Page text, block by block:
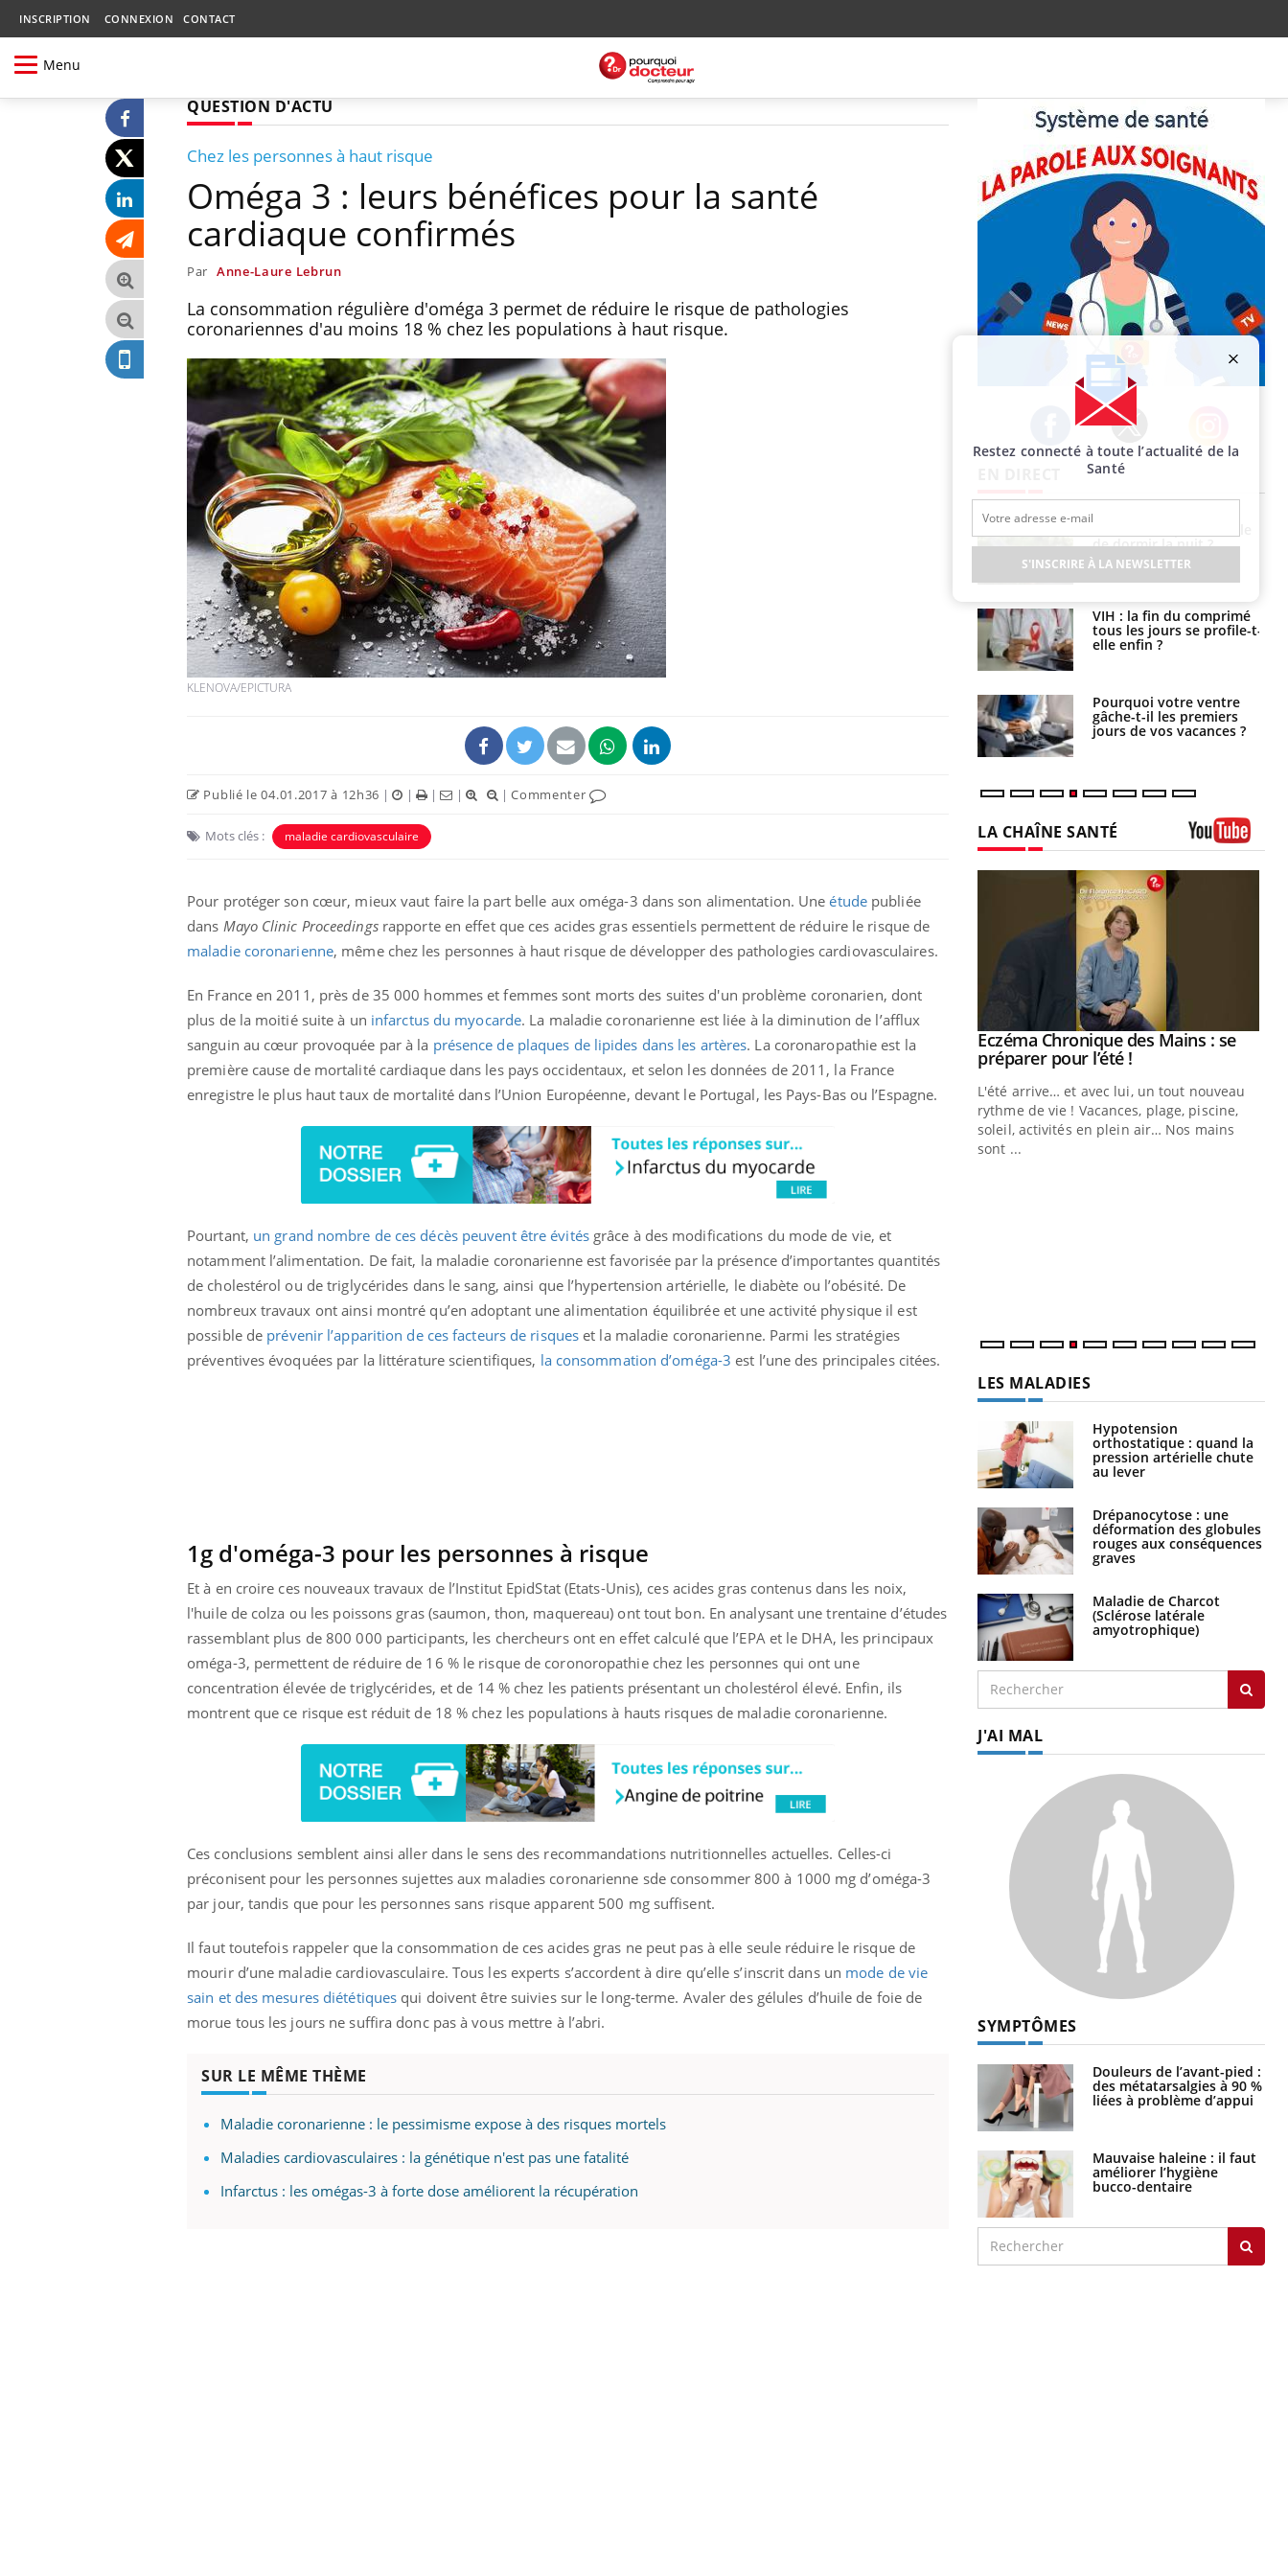
INSCRIPTION CONNEXION CONTACT
Menu
QUESTION D'ACTU
Chez les personnes à haut risque
Oméga 3 : leurs bénéfices pour la santé
cardiaque confirmés
Par Anne-Laure Lebrun
La consommation régulière d'oméga 3 permet de réduire le risque de pathologies
coronariennes d'au moins 18 % chez les populations à haut risque.
KLENOVA/EPICTURA
Publié le 04.01.2017 à 12h36 | | | | |Commenter
Mots clés : maladie cardiovasculaire
Pour protéger son cœur, mieux vaut faire la part belle aux oméga-3 dans son alimentation. Uneétudepubliée
dans Mayo Clinic Proceedingsrapporte en effet que ces acides gras essentiels permettent de réduire le risque de
maladie coronarienne, même chez les personnes à haut risque de développer des pathologies cardiovasculaires.
En France en 2011, près de 35 000 hommes et femmes sont morts des suites d'un problème coronarien, dont
plus de la moitié suite à un infarctus du myocarde. La maladie coronarienne est liée à la diminution de l’afflux
sanguin au cœur provoquée par à la présence de plaques de lipides dans les artères. La coronaropathie est la
première cause de mortalité cardiaque dans les pays occidentaux, et selon les données de 2011, la France
enregistre le plus haut taux de mortalité dans l’Union Européenne, devant le Portugal, les Pays-Bas ou l’Espagne.
Pourtant, un grand nombre de ces décès peuvent être évités grâce à des modifications du mode de vie, et
notamment l’alimentation. De fait, la maladie coronarienne est favorisée par la présence d’importantes quantités
de cholestérol ou de triglycérides dans le sang, ainsi que l’hypertension artérielle, le diabète ou l’obésité. De
nombreux travaux ont ainsi montré qu’en adoptant une alimentation équilibrée et une activité physique il est
possible de prévenir l’apparition de ces facteurs de risques et la maladie coronarienne. Parmi les stratégies
préventives évoquées par la littérature scientifiques, la consommation d’oméga-3 est l’une des principales citées.
1g d'oméga-3 pour les personnes à risque
Et à en croire ces nouveaux travaux de l’Institut EpidStat (Etats-Unis), ces acides gras contenus dans les noix,
l'huile de colza ou les poissons gras (saumon, thon, maquereau) ont tout bon. En analysant une trentaine d’études
rassemblant plus de 800 000 participants, les chercheurs ont en effet calculé que l’EPA et le DHA, les principaux
oméga-3, permettent de réduire de 16 % le risque de coronoropathie chez les personnes qui ont une
concentration élevée de triglycérides, et de 14 % chez les patients présentant un cholestérol élevé. Enfin, ils
montrent que ce risque est réduit de 18 % chez les populations à hauts risques de maladie coronarienne.
Ces conclusions semblent ainsi aller dans le sens des recommandations nutritionnelles actuelles. Celles-ci
préconisent pour les personnes sujettes aux maladies coronarienne sde consommer 800 à 1000 mg d’oméga-3
par jour, tandis que pour les personnes sans risque apparent 500 mg suffisent.
Il faut toutefois rappeler que la consommation de ces acides gras ne peut pas à elle seule réduire le risque de
mourir d’une maladie cardiovasculaire. Tous les experts s’accordent à dire qu’elle s’inscrit dans un mode de vie
sain et des mesures diététiques qui doivent être suivies sur le long-terme. Avaler des gélules d’huile de foie de
morue tous les jours ne suffira donc pas à vous mettre à l’abri.
SUR LE MÊME THÈME
Maladie coronarienne : le pessimisme expose à des risques mortels
Maladies cardiovasculaires : la génétique n'est pas une fatalité
Infarctus : les omégas-3 à forte dose améliorent la récupération
Facebook Twitter Instagram
Hantavirus : un cas
détecté chez un touriste
en France
Mortalité infantile : un
rapport s’interroge sur
son taux élevé en France
Comment oublier les
écrans en vacances ?
Toujours connectés :
comment le travail
empiète de plus en plus
sur nos soirées
changé la donne au Pays
basque
de dormir la nuit ?
VIH : la fin du comprimé
tous les jours se profile-t-
elle enfin ?
Pourquoi votre ventre
gâche-t-il les premiers
jours de vos vacances ?
LA CHAÎNE SANTÉ
Eczéma Chronique des Mains :
expliquer ma maladieYoutube
Il y a des sujets qui sont faciles à aborder...
questions sur la maladie d'un proche c'est
Carence en fer : comprendre pour
prévenirYoutube
même alopécie… Les symptômes de la
carence en fer sont multiples ce qui la rend
...
Youtube
Insuline & Charge mentale : et si on
osait en parler??Youtube
En 2026, l'insuline dans le diabète de type 2
Youtube
Eczéma Chronique des Mains : se
préparer pour l’été !Youtube
L'été arrive… et avec lui, un tout nouveau
rythme de vie ! Vacances, plage, piscine,
soleil, activités en plein air… Nos mains
sont ...
LES MALADIES
Hypotension
orthostatique : quand la
pression artérielle chute
au lever
Drépanocytose : une
déformation des globules
rouges aux conséquences
graves
Maladie de Charcot
(Sclérose latérale
amyotrophique)
J'AI MAL
SYMPTÔMES
Douleurs de l’avant-pied :
des métatarsalgies à 90 %
liées à problème d’appui
Mauvaise haleine : il faut
améliorer l’hygiène
bucco-dentaire
Restez connecté à toute l’actualité de la
Santé
S'INSCRIRE À LA NEWSLETTER